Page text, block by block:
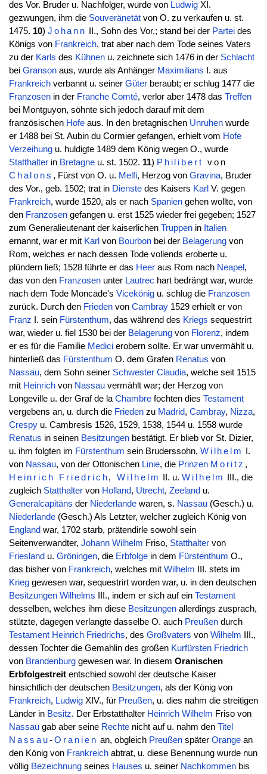
des Vor. Bruder u. Nachfolger, wurde von LudwigXI.
gezwungen, ihm die Souveränetätvon O. zu verkaufen u. st.
1475. 10) Johann II., Sohn des Vor.; stand bei der Partei des
Königs von Frankreich, trat aber nach dem Tode seines Vaters
zu der Karls des Kühnenu. zeichnete sich 1476 in der Schlacht
bei Gransonaus, wurde als Anhänger Maximilians I. aus
Frankreichverbannt u. seiner Güterberaubt; er schlug 1477 die
Franzosenin der Franche Comté, verlor aber 1478 das Treffen
bei Montguyon, söhnte sich jedoch darauf mit dem
französischen Hofeaus. In den bretagnischen Unruhenwurde
er 1488 bei St. Aubin du Cormier gefangen, erhielt vom Hofe
Verzeihungu. huldigte 1489 dem König wegen O., wurde
Statthalterin Bretagneu. st. 1502. 11) Philibert
von
Chalons , Fürst von O. u. Melfi, Herzog vonGravina, Bruder
des Vor., geb. 1502; trat in Dienstedes Kaisers Karl V. gegen
Frankreich, wurde 1520, als er nach Spaniengehen wollte, von
den Franzosengefangen u. erst 1525 wieder frei gegeben; 1527
zum Generalieutenant der kaiserlichen Truppenin Italien
ernannt, war er mit Karl von Bourbonbei der Belagerungvon
Rom, welches er nach dessen Tode vollends eroberte u.
plündern ließ; 1528 führte er das Heeraus Rom nach Neapel ,
das von den Franzosenunter Lautrec hart bedrängt war, wurde
nach dem Tode Moncade's Vicekönigu. schlug die Franzosen
zurück. Durch den Friedenvon Cambray1529 erhielt er von
Franz I. sein Fürstenthum, das während des Kriegs sequestrirt
war, wieder u. fiel 1530 bei der Belagerungvon Florenz, indem
er es für die Familie Medicierobern sollte. Er war unvermählt u.
hinterließ das Fürstenthum O. dem Grafen Renatus von
Nassau, dem Sohn seiner Schwester Claudia, welche seit 1515
mit Heinrichvon Nassauvermählt war; der Herzog von
Longeville u. der Graf de laChambrefochten dies Testament
vergebens an, u. durch die Friedenzu Madrid, Cambray, Nizza,
Crespyu. Cambresis 1526, 1529, 1538, 1544 u. 1558 wurde
Renatus in seinen Besitzungenbestätigt. Er blieb vor St. Dizier,
u. ihm folgten im Fürstenthum sein Bruderssohn, Wilhelm
I.
von Nassau, von der Ottonischen Linie, die Prinzen Moritz ,
Heinrich
Friedrich,Wilhelm II. u. Wilhelm
III., die
zugleich Statthaltervon Holland, Utrecht, Zeeland u.
Generalcapitäns der Niederlandewaren, s. Nassau(Gesch.) u.
Niederlande(Gesch.) Als Letzter, welcher zugleich König von
England war, 1702 starb, prätendirle sowohl sein
Seitenverwandter, Johann Wilhelm Friso, Statthaltervon
Friesland u. Gröningen, die Erbfolgein dem Fürstenthum O.,
das bisher von Frankreich, welches mit Wilhelm III. stets im
Krieggewesen war, sequestrirt worden war, u. in den deutschen
Besitzungen Wilhelms III., indem er sich auf ein Testament
desselben, welches ihm diese Besitzungenallerdings zusprach,
stützte, dagegen verlangte dasselbe O. auch Preußendurch
Testament Heinrich Friedrichs, des Großvaters von Wilhelm III.,
dessen Tochter die Gemahlin des großen Kurfürsten Friedrich
von Brandenburggewesen war. In diesem Oranischen
Erbfolgestreitentschied sowohl der deutsche Kaiser
hinsichtlich der deutschen Besitzungen, als der König von
Frankreich, LudwigXIV., für Preußen, u. dies nahm die streitigen
Länder in Besitz. Der Erbstatthalter Heinrich Wilhelm Friso von
Nassaugab aber seine Rechtenicht auf u. nahm den Titel
Nassau-Oranien an, obgleich Preußenspäter Orangean
den König von Frankreichabtrat, u. diese Benennung wurde nun
völlig Bezeichnungseines Hauses u. seiner Nachkommenbis